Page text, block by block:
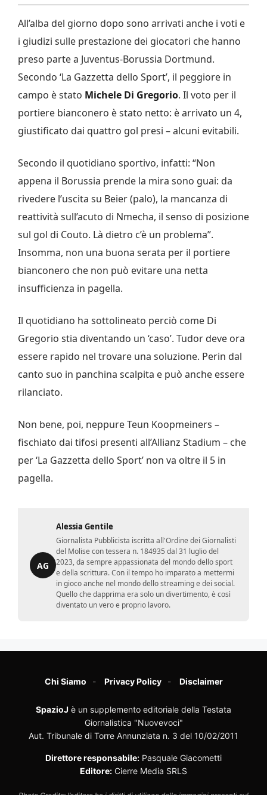
All’alba del giorno dopo sono arrivati anche i voti e
i giudizi sulle prestazione dei giocatori che hanno
preso parte a Juventus-Borussia Dortmund.
Secondo ‘La Gazzetta dello Sport’, il peggiore in
campo è stato Michele Di Gregorio. Il voto per il
portiere bianconero è stato netto: è arrivato un 4,
giustificato dai quattro gol presi – alcuni evitabili.
Secondo il quotidiano sportivo, infatti: “Non
appena il Borussia prende la mira sono guai: da
rivedere l’uscita su Beier (palo), la mancanza di
reattività sull’acuto di Nmecha, il senso di posizione
sul gol di Couto. Là dietro c’è un problema”.
Insomma, non una buona serata per il portiere
bianconero che non può evitare una netta
insufficienza in pagella.
Il quotidiano ha sottolineato perciò come Di
Gregorio stia diventando un ‘caso’. Tudor deve ora
essere rapido nel trovare una soluzione. Perin dal
canto suo in panchina scalpita e può anche essere
rilanciato.
Non bene, poi, neppure Teun Koopmeiners –
fischiato dai tifosi presenti all’Allianz Stadium – che
per ‘La Gazzetta dello Sport’ non va oltre il 5 in
pagella.
AG
Alessia Gentile
Giornalista Pubblicista iscritta all'Ordine dei Giornalisti
del Molise con tessera n. 184935 dal 31 luglio del
2023, da sempre appassionata del mondo dello sport
e della scrittura. Con il tempo ho imparato a mettermi
in gioco anche nel mondo dello streaming e dei social.
Quello che dapprima era solo un divertimento, è così
diventato un vero e proprio lavoro.
Chi Siamo Privacy Policy Disclaimer
SpazioJ è un supplemento editoriale della Testata
Giornalistica "Nuovevoci"
Aut. Tribunale di Torre Annunziata n. 3 del 10/02/2011
Direttore responsabile: Pasquale Giacometti
Editore: Cierre Media SRLS